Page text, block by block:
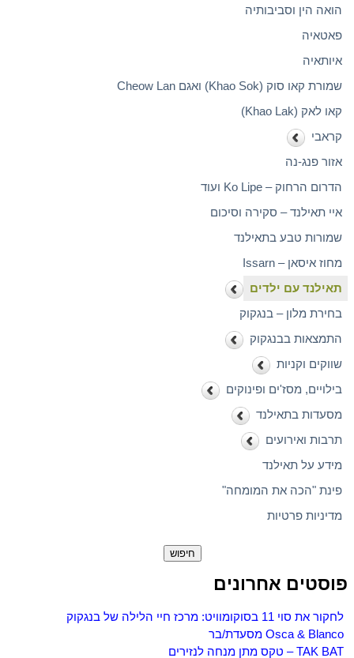
הואה הין וסביבותיה
פאטאיה
איותאיה
שמורת קאו סוק (Khao Sok) ואגם Cheow Lan
קאו לאק (Khao Lak)
קראבי
אזור פנג-נה
הדרום הרחוק – Ko Lipe ועוד
איי תאילנד – סקירה וסיכום
שמורות טבע בתאילנד
מחוז איסאן – Issarn
תאילנד עם ילדים
בחירת מלון – בנגקוק
התמצאות בבנגקוק
שווקים וקניות
בילויים, מסז'ים ופינוקים
מסעדות בתאילנד
תרבות ואירועים
מידע על תאילנד
פינת "הכה את המומחה"
מדיניות פרטיות
פוסטים אחרונים
לחקור את סוי 11 בסוקומוויט: מרכז חיי הלילה של בנגקוק
Osca & Blanco מסעדת/בר
TAK BAT – טקס מתן מנחה לנזירים